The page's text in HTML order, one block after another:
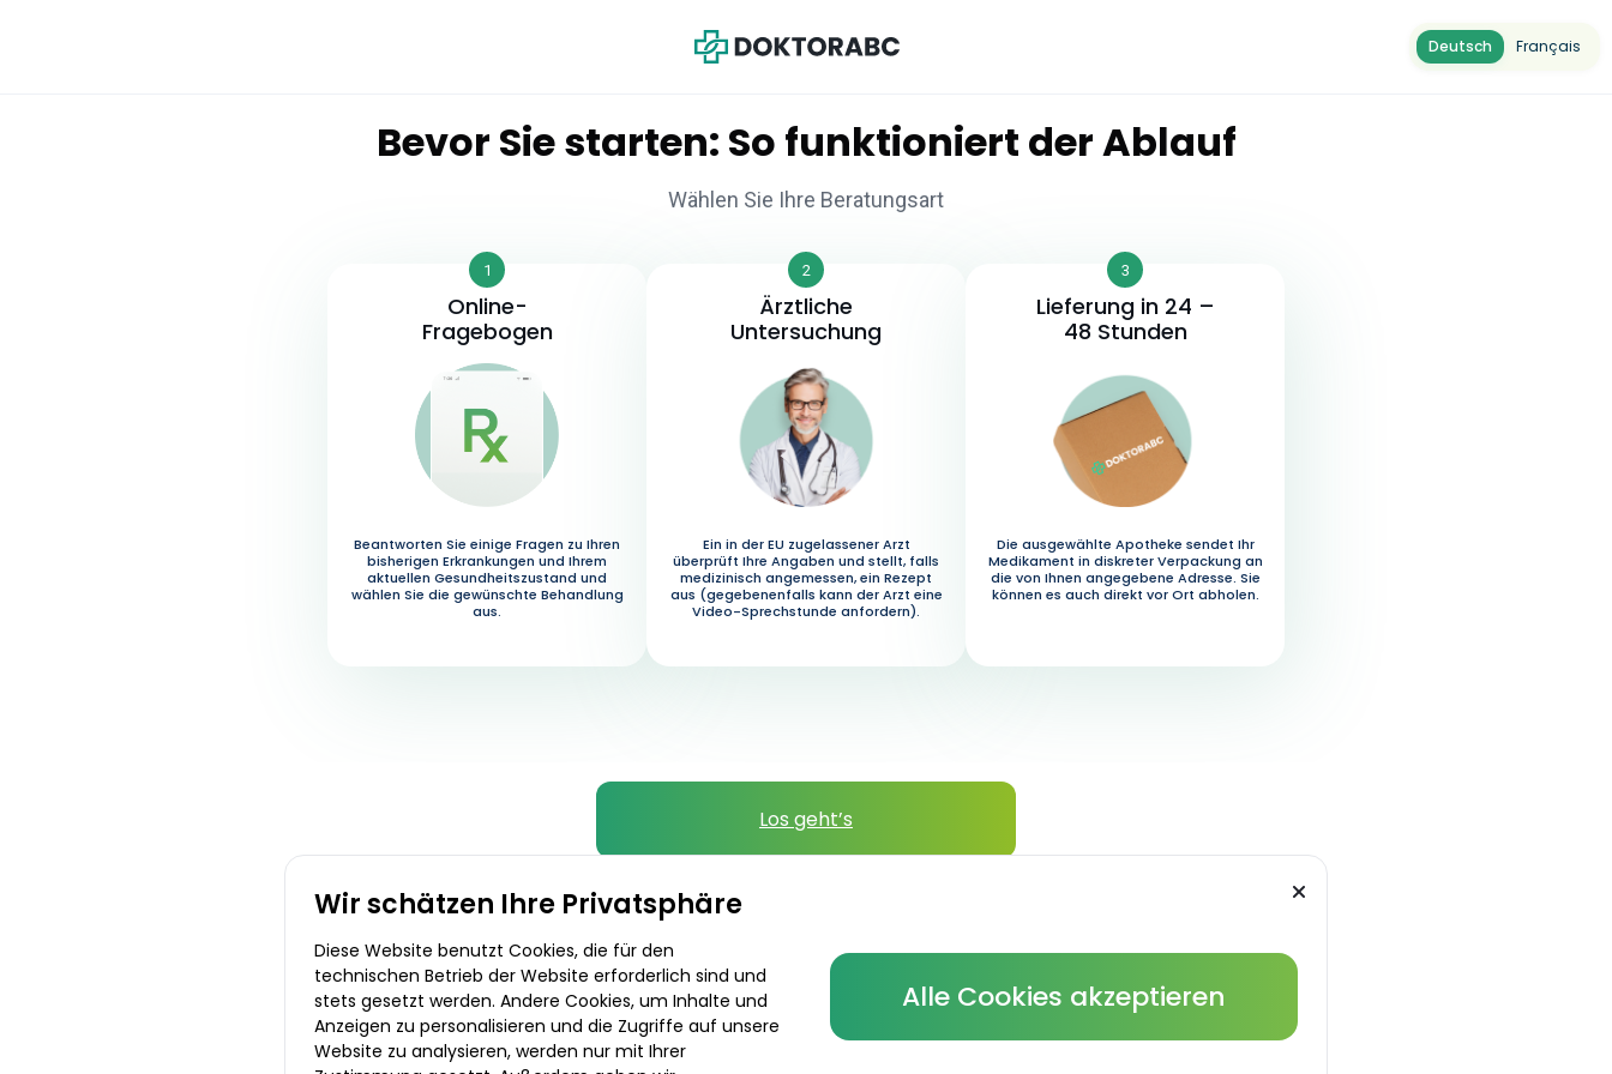
Deutsch Français
Bevor Sie starten: So funktioniert der Ablauf
Wählen Sie Ihre Beratungsart
1
Online-
Fragebogen
Beantworten Sie einige Fragen zu Ihren
bisherigen Erkrankungen und Ihrem
aktuellen Gesundheitszustand und
wählen Sie die gewünschte Behandlung
aus.
2
Ärztliche
Untersuchung
Ein in der EU zugelassener Arzt
überprüft Ihre Angaben und stellt, falls
medizinisch angemessen, ein Rezept
aus (gegebenenfalls kann der Arzt eine
Video-Sprechstunde anfordern).
3
Lieferung in 24 –
48 Stunden
Die ausgewählte Apotheke sendet Ihr
Medikament in diskreter Verpackung an
die von Ihnen angegebene Adresse. Sie
können es auch direkt vor Ort abholen.
Los geht’s
Wir schätzen Ihre Privatsphäre
Diese Website benutzt Cookies, die für den
technischen Betrieb der Website erforderlich sind und
stets gesetzt werden. Andere Cookies, um Inhalte und
Anzeigen zu personalisieren und die Zugriffe auf unsere
Website zu analysieren, werden nur mit Ihrer
Alle Cookies akzeptieren